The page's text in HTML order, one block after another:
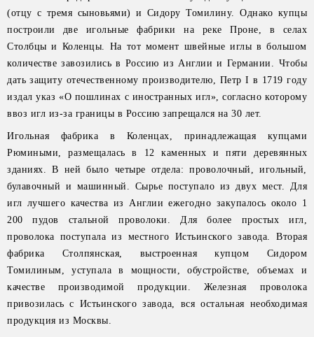
(отцу с тремя сыновьями) и Сидору Томилину. Однако купцы
построили две игольные фабрики на реке Проне, в селах
Столбцы и Коленцы. На тот момент швейные иглы в большом
количестве завозились в Россию из Англии и Германии. Чтобы
дать защиту отечественному производителю, Петр I в 1719 году
издал указ «О пошлинах с иностранных игл», согласно которому
ввоз игл из-за границы в Россию запрещался на 30 лет.
Игольная фабрика в Коленцах, принадлежащая купцами
Рюмиными, размещалась в 12 каменных и пяти деревянных
зданиях. В ней было четыре отдела: проволочный, игольный,
булавочный и машинный. Сырье поступало из двух мест. Для
игл лучшего качества из Англии ежегодно закупалось около 1
200 пудов стальной проволоки. Для более простых игл,
проволока поступала из местного Истьинского завода. Вторая
фабрика Столпянская, выстроенная купцом Сидором
Томилиным, уступала в мощности, обустройстве, объемах и
качестве производимой продукции. Железная проволока
привозилась с Истьинского завода, вся остальная необходимая
продукция из Москвы.